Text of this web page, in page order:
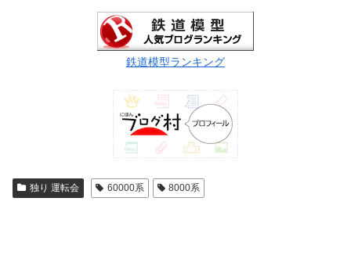
鉄道模型ランキング
独り 運転会 60000系 8000系